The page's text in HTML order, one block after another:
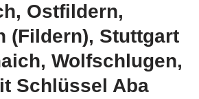
Ostfildern,
(Fildern), Stuttgart
Wolfschlugen,
Schlüssel Aba